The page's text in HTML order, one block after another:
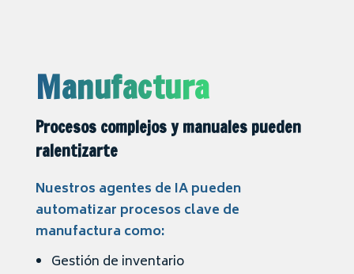
Manufactura
Procesos complejos y manuales pueden
ralentizarte
Nuestros agentes de IA pueden
automatizar procesos clave de
manufactura como:
Gestión de inventario